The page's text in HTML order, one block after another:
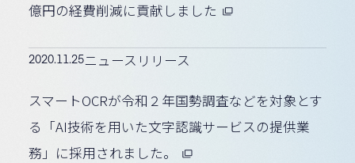
億円の経費削減に貢献しました
2020.11.25ニュースリリース
スマートOCRが令和２年国勢調査などを対象とす
る「AI技術を用いた文字認識サービスの提供業
務」に採用されました。